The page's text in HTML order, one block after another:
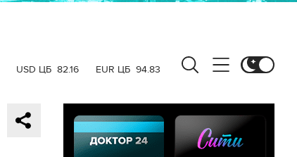
USD ЦБ 82.16 EUR ЦБ 94.83